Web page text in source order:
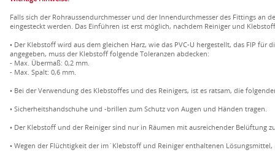
Falls sich der Rohraussendurchmesser und der Innendurchmesser des Fittings
eingesteckt werden. Das Einführen ist erst möglich, nachdem Reiniger und
• Der Klebstoff wird aus dem gleichen Harz, wie das PVC-U hergestellt, das FIP
angegeben, muss der Klebstoff folgende Toleranzen abdecken:
- Max. Übermaß: 0,2 mm.
- Max. Spalt: 0,6 mm.
• Bei der Verwendung des Klebstoffes und des Reinigers, ist es ratsam, die
• Sicherheitshandschuhe und -brillen zum Schutz von Augen und Händen tragen.
• Der Klebstoff und der Reiniger sind nur in Räumen mit ausreichender Belüftung
• Wegen der Flüchtigkeit der im´Klebstoff und Reiniger enthaltenen